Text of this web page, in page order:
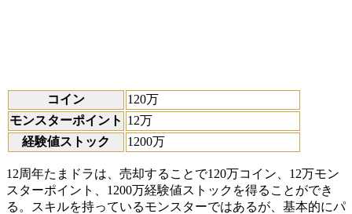
コイン
120万
モンスターポイント 12万
経験値ストック
1200万
12周年たまドラは、売却することで120万コイン、12万モン
スターポイント、1200万経験値ストックを得ることができ
る。スキルを持っているモンスターではあるが、基本的にパ